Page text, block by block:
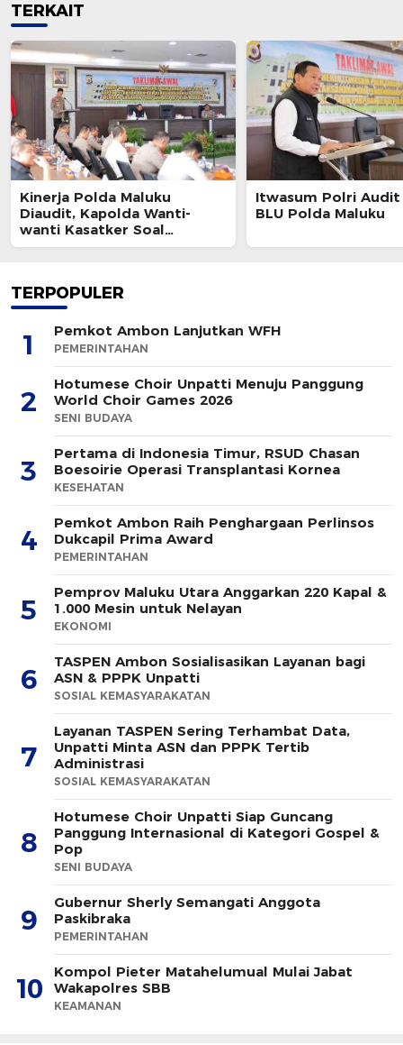
TERKAIT
Kinerja Polda Maluku
Diaudit, Kapolda Wanti-
wanti Kasatker Soal
Temuan Berulang
Itwasum Polri Audit
BLU Polda Maluku
TERPOPULER
1 Pemkot Ambon Lanjutkan WFH
PEMERINTAHAN
2
Hotumese Choir Unpatti Menuju Panggung
World Choir Games 2026
SENI BUDAYA
3
Pertama di Indonesia Timur, RSUD Chasan
Boesoirie Operasi Transplantasi Kornea
KESEHATAN
4
Pemkot Ambon Raih Penghargaan Perlinsos
Dukcapil Prima Award
PEMERINTAHAN
5
Pemprov Maluku Utara Anggarkan 220 Kapal &
1.000 Mesin untuk Nelayan
EKONOMI
6
TASPEN Ambon Sosialisasikan Layanan bagi
ASN & PPPK Unpatti
SOSIAL KEMASYARAKATAN
7
Layanan TASPEN Sering Terhambat Data,
Unpatti Minta ASN dan PPPK Tertib
Administrasi
SOSIAL KEMASYARAKATAN
8
Hotumese Choir Unpatti Siap Guncang
Panggung Internasional di Kategori Gospel &
Pop
SENI BUDAYA
9
Gubernur Sherly Semangati Anggota
Paskibraka
PEMERINTAHAN
10
Kompol Pieter Matahelumual Mulai Jabat
Wakapolres SBB
KEAMANAN